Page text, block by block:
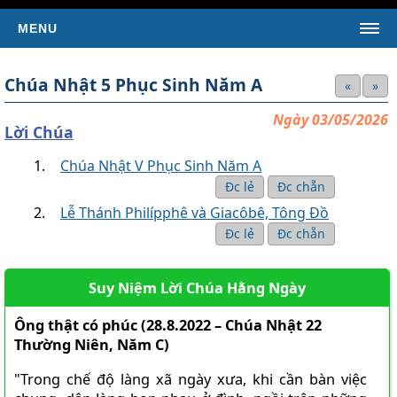
MENU
Tin Giáo Hội Hoàn Vũ
Tin Tổng Hợp
SÁCH TÂN ƯỚC
Kinh Thánh Tân Ước (Bản dịch của LM Nguyễn Thế
Thuấn)
Kinh Thánh Tân Ước (Bản dịch Việt ngữ của Nhóm Phiên
Dịch Các Giờ Kinh Phụng Vụ)
SÁCH CỰU ƯỚC
Chúa Nhật 5 Phục Sinh Năm A »
«
Ngày 03/05/2026
Lời Chúa
Chúa Nhật V Phục Sinh Năm A
Đc chẵn
Đc lẻ
Lễ Thánh Philípphê và Giacôbê, Tông Ðồ
Đc chẵn
Đc lẻ
Suy Niệm Lời Chúa Hằng Ngày
Ông thật có phúc (28.8.2022 – Chúa Nhật 22
Thường Niên, Năm C)
"Trong chế độ làng xã ngày xưa, khi cần bàn việc